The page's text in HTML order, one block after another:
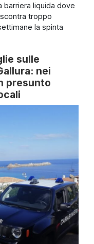
barriera liquida dove
troppo
la spinta
sulle
nei
presunto